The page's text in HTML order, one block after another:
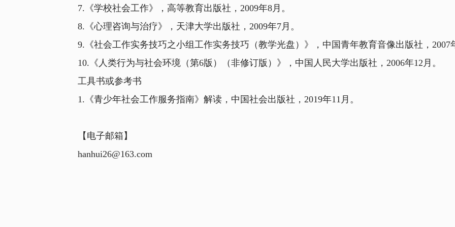
7.《学校社会工作》，高等教育出版社，2009年8月。
8.《心理咨询与治疗》，天津大学出版社，2009年7月。
9.《社会工作实务技巧之小组工作实务技巧（教学光盘）》，中国青年教育音像出版社，2007
10.《人类行为与社会环境（第6版）（非修订版）》，中国人民大学出版社，2006年12月。
工具书或参考书
1.《青少年社会工作服务指南》解读，中国社会出版社，2019年11月。
【电子邮箱】
hanhui26@163.com